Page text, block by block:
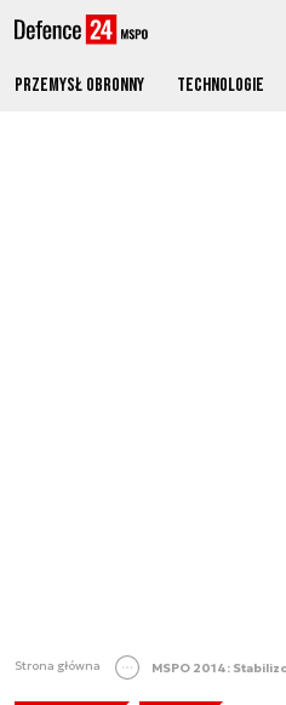
Przemysł obronny Technologie
Strona główna MSPO 2014: